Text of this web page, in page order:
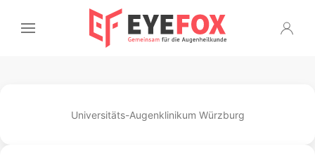
Universitäts-Augenklinikum Würzburg